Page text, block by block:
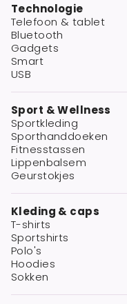
Technologie
Telefoon & tablet
Bluetooth
Gadgets
Smart
USB
Sport & Wellness
Sportkleding
Sporthanddoeken
Fitnesstassen
Lippenbalsem
Geurstokjes
Kleding & caps
T-shirts
Sportshirts
Polo's
Hoodies
Sokken